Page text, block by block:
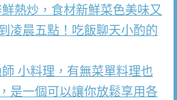
熱炒，食材新鮮菜色美味又
凌晨五點！吃飯聊天小酌的
小料理，有無菜單料理也
是一個可以讓你放鬆享用各